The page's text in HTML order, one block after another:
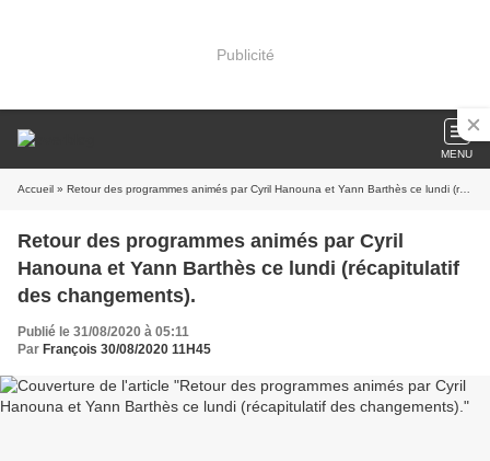
Publicité
MENU
Accueil » Retour des programmes animés par Cyril Hanouna et Yann Barthès ce lundi (récapitulatif des changements).
Retour des programmes animés par Cyril
Hanouna et Yann Barthès ce lundi (récapitulatif
des changements).
Publié le 31/08/2020 à 05:11
Par François 30/08/2020 11H45